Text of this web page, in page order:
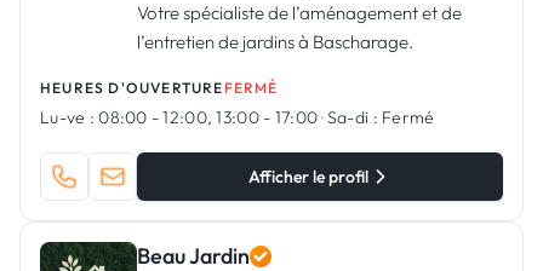
Votre spécialiste de l’aménagement et de
l’entretien de jardins à Bascharage.
HEURES D'OUVERTURE FERMÉ
Lu-ve : 08:00 - 12:00, 13:00 - 17:00·Sa-di : Fermé
Afficher le profil
Beau Jardin